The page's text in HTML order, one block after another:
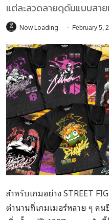
แต่ละลวดลายดุดันแบบสา
Now Loading February 5,
สำหรับเกมอย่าง STREET
ตำนานที่เกมเมอร์หลาย ๆ ค